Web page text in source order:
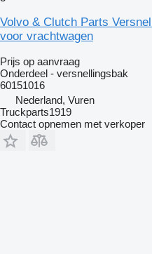
Volvo & Clutch Parts
voor vrachtwagen
Prijs op aanvraag
Onderdeel - versnellingsbak
60151016
Nederland, Vuren
Truckparts1919
Contact opnemen met verkoper